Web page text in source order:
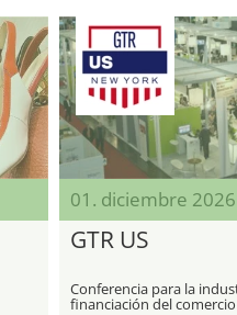
01. diciembre 2026
GTR US
Conferencia para la
financiación del